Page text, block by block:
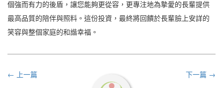
個強而有力的後盾，讓您能夠更從容，更專注地為摯愛的長輩提供
最高品質的陪伴與照料。這份投資，最終將回饋於長輩臉上安詳的
笑容與整個家庭的和諧幸福。
← 上一篇 下一篇 →